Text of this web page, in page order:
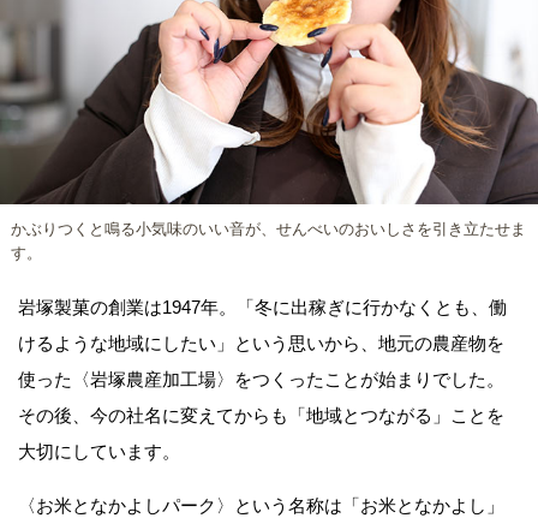
かぶりつくと鳴る小気味のいい音が、せんべいのおいしさを引き立たせま
す。
岩塚製菓の創業は1947年。「冬に出稼ぎに行かなくとも、働
けるような地域にしたい」という思いから、地元の農産物を
使った〈岩塚農産加工場〉をつくったことが始まりでした。
その後、今の社名に変えてからも「地域とつながる」ことを
大切にしています。
〈お米となかよしパーク〉という名称は「お米となかよし」